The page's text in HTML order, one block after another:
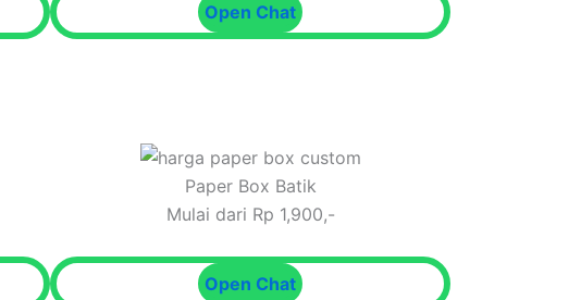
Open Chat
Paper Box Batik
Mulai dari Rp 1,900,-
Open Chat